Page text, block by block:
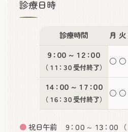
診療日時
診療時間 月 火
９：００ ～ １２：００
（ １１：３０ 受付終了）
○ ○
１４：００ ～ １７：００
（ １６：３０ 受付終了）
○ ○
●祝日午前 ９：００ ～ １３：００ （